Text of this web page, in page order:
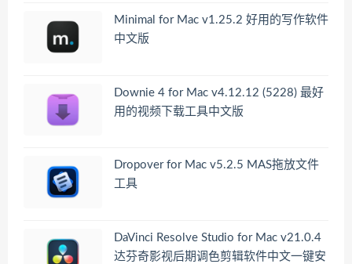
Minimal for Mac v1.25.2 好用的写作软件
中文版
Downie 4 for Mac v4.12.12 (5228) 最好
用的视频下载工具中文版
Dropover for Mac v5.2.5 MAS拖放文件
工具
DaVinci Resolve Studio for Mac v21.0.4
达芬奇影视后期调色剪辑软件中文一键安